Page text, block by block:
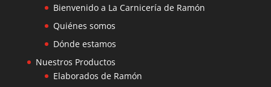
Bienvenido a La Carnicería de Ramón
Quiénes somos
Dónde estamos
Nuestros Productos
Elaborados de Ramón